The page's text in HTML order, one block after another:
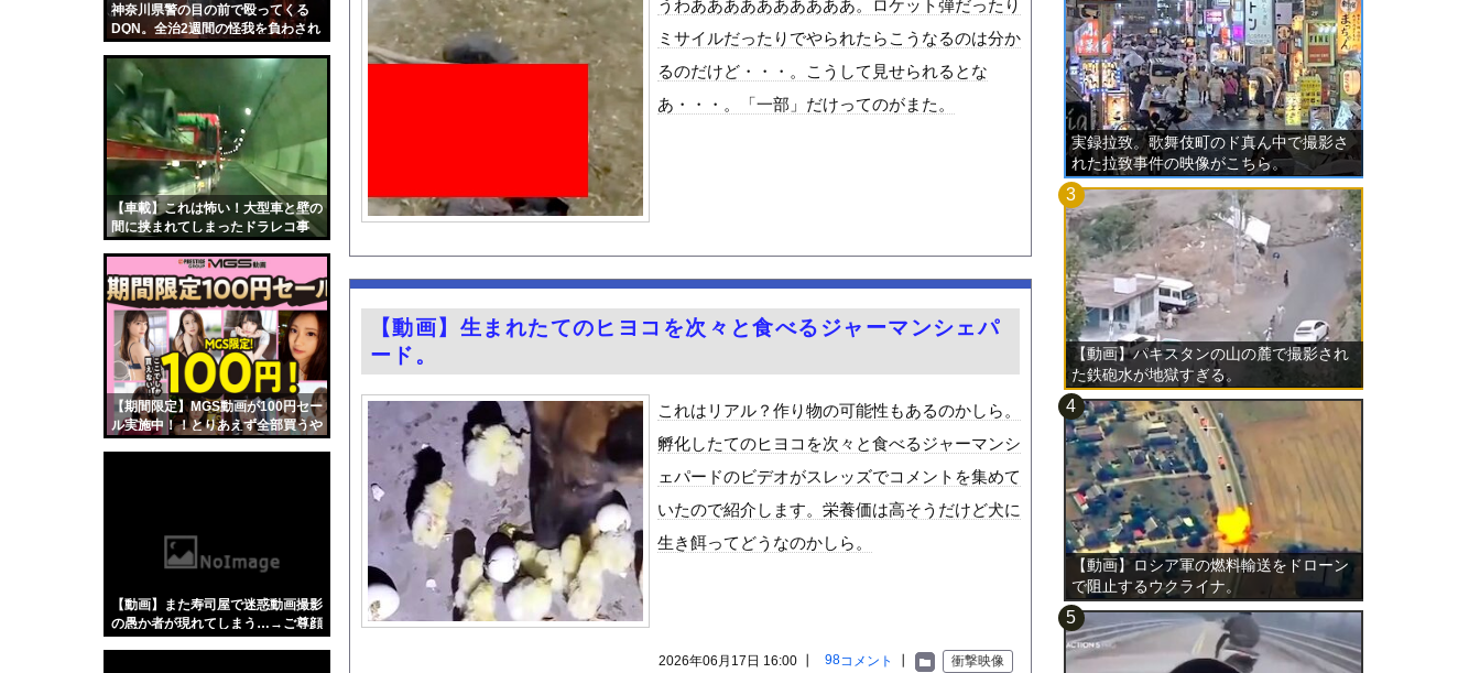
神奈川県警の目の前で殴ってくる
DQN。全治2週間の怪我を負わされ
【車載】これは怖い！大型車と壁の
間に挟まれてしまったドラレコ事
【期間限定】MGS動画が100円セー
ル実施中！！とりあえず全部買うや
【動画】また寿司屋で迷惑動画撮影
の愚か者が現れてしまう…→ご尊顔
【ニュース】 台風13号、迷走・・・
中国「大洪水！」中国ダム「決壊」地元民「公式発表より死者多い！」中国政府「住民拘束！...
韓国国会、サッカー前代表監督を追及「なぜ負けたのか」
日本旅行キャンセルすべきか…1万年ぶり史上最大級の火山の兆し＝韓国の反応
うちのネコが目の前にいた。私が上に物を投げるフリをする → 猫はこうなります…
【画像】8月だから夏に撮った写真あげていく
グラドル山根千芽（36歳）の豊満Iカップボディをお楽しみしまくりたいよな！
【画像】X民さん「ニンニクが青い！こんなの食えない！」
【画像】磯部花凛(30)、セクシー声優・井口裕香に対抗してしまうwwww
【朗報】秋田にアラブが2兆円の投資決定ｗｗｗ
Z世代さん、ジモティーでリース車を掴まされ80万円もだまし取られる…
堤礼実アナ 「朗読劇」ヴィジュアル撮影！！【GIF動画あり】
ハンターハンター強さ議論ってこれで間違い無いんか？
【Xの車窓から】オービスかと思ったら野生の炊飯器で草 ほか
【画像】福岡、こんなのが普通に走ってるｗｗｗｗｗｗｗｗｗｗｗｗｗｗｗｗ
『君のことが大大大大大好きな100人の彼女』17話感想 須藤育登場！ストイックな野球...
海釣りって何が楽しいの？
【ポロリ悲話】ネットで拡散してるおっぱいポロリ動画、何故か叩かれる・・・
【衝撃】「かわいい虫」ランキング、ついに発表される
うわああああああああああ。ロケット弾だったり
ミサイルだったりでやられたらこうなるのは分か
るのだけど・・・。こうして見せられるとな
あ・・・。「一部」だけってのがまた。
【動画】生まれたてのヒヨコを次々と食べるジャーマンシェパ
ード。
これはリアル？作り物の可能性もあるのかしら。
孵化したてのヒヨコを次々と食べるジャーマンシ
ェパードのビデオがスレッズでコメントを集めて
いたので紹介します。栄養価は高そうだけど犬に
生き餌ってどうなのかしら。
衝撃映像
98コメント
2026年06月17日 16:00 ┃
実録拉致。歌舞伎町のド真ん中で撮影さ
れた拉致事件の映像がこちら。
【動画】パキスタンの山の麓で撮影され
た鉄砲水が地獄すぎる。
【動画】ロシア軍の燃料輸送をドローン
で阻止するウクライナ。